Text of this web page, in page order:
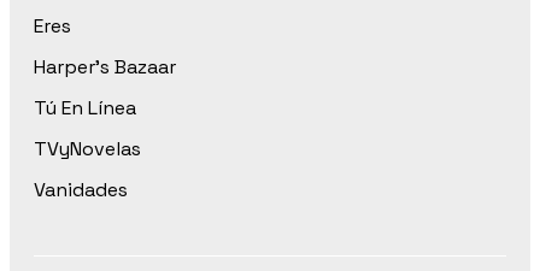
Eres
Harper’s Bazaar
Tú En Línea
TVyNovelas
Vanidades